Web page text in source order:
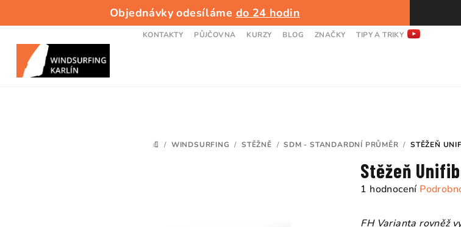
Objednávky odesíláme do 24 hodin
KONTAKTY PŮJČOVNA KURZY BLOG ZNAČKY TIPY A TRIKY
DOMŮ
/ WINDSURFING / STĚŽNĚ / SDM - STANDARDNÍ PRŮMĚR / STĚŽEŇ
Stěžeň
Průměrné
produktu
1 hodnocení
FH Varianta rovněž